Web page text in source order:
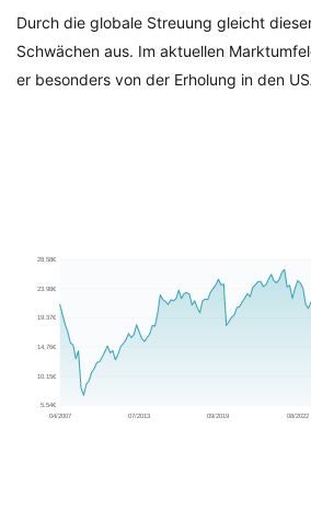
Durch die globale Streuung gleicht
Schwächen aus. Im aktuellen
er besonders von der Erholung in den